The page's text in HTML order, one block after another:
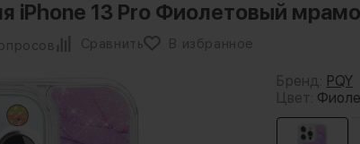
iPhone 13 Pro Фиолетовый
Сравнить В избранное
Бренд: PQY
Цвет: